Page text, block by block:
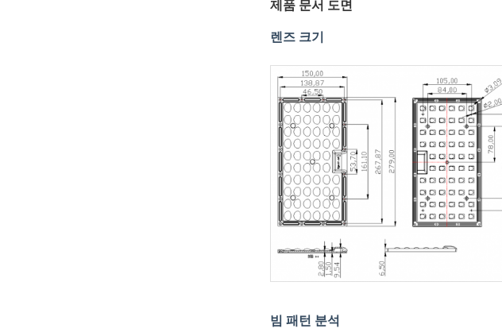
제품 문서 도면
렌즈 크기
빔 패턴 분석